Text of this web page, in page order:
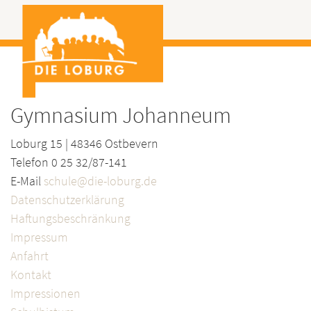
Gymnasium Johanneum
Loburg 15 | 48346 Ostbevern
Telefon 0 25 32/87-141
E-Mail schule@die-loburg.de
Datenschutzerklärung
Haftungsbeschränkung
Impressum
Anfahrt
Kontakt
Impressionen